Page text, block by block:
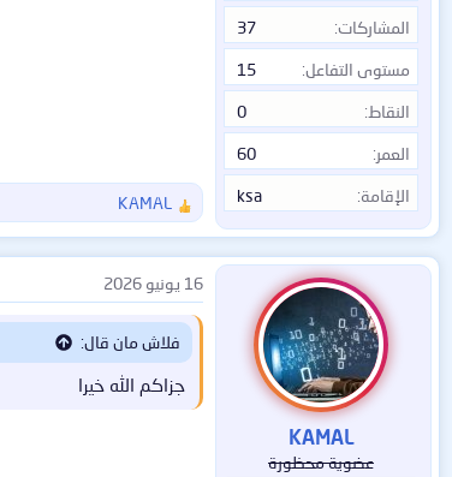
المشاركات 37
مستوى التفاعل 15
النقاط 0
العمر 60
الإقامة ksa
ل
ت
ف
ا
ع
ت
KAMAL
KAMAL
عضوية محظورة
16 يونيو 2026
فلاش مان قال:
جزاكم الله خيرا